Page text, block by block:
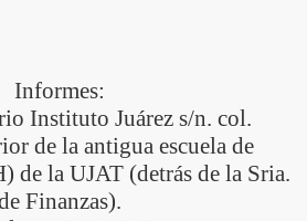
Informes:
Instituto Juárez s/n. col.
de la antigua escuela de
de la UJAT (detrás de la Sria.
Finanzas).